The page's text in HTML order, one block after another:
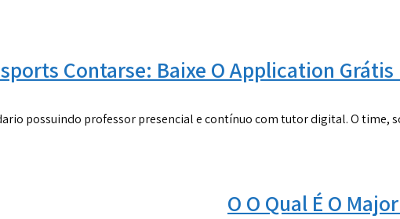
Contarse: Baixe O Application
possuindo professor presencial e contínuo com tutor digital. O time,
O O Qual É O